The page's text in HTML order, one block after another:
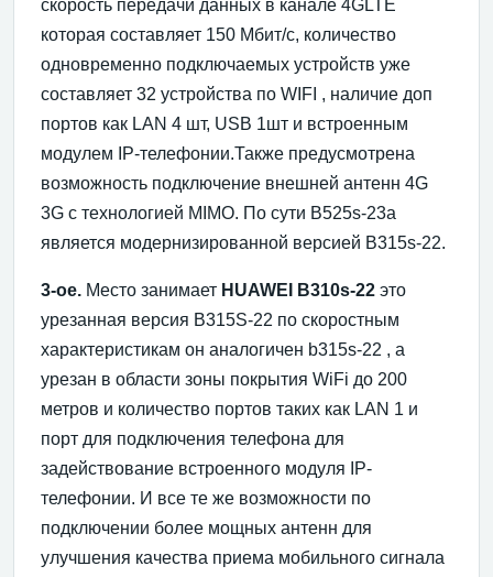
скорость передачи данных в канале 4GLTE
которая составляет 150 Мбит/с, количество
одновременно подключаемых устройств уже
составляет 32 устройства по WIFI , наличие доп
портов как LAN 4 шт, USB 1шт и встроенным
модулем IP-телефонии.Также предусмотрена
возможность подключение внешней антенн 4G
3G с технологией MIMO. По сути B525s-23a
является модернизированной версией B315s-22.
3-ое. Место занимает HUAWEI B310s-22 это
урезанная версия B315S-22 по скоростным
характеристикам он аналогичен b315s-22 , а
урезан в области зоны покрытия WiFi до 200
метров и количество портов таких как LAN 1 и
порт для подключения телефона для
задействование встроенного модуля IP-
телефонии. И все те же возможности по
подключении более мощных антенн для
улучшения качества приема мобильного сигнала